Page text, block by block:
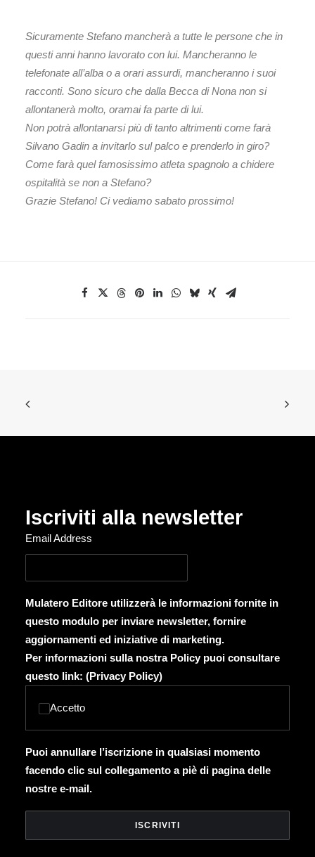
Sicuramente Stefano mancherà a tutte le persone che in
questi anni hanno lavorato con lui. Mancheranno le
telefonate all’alba o a orari assurdi, mancheranno i suoi
racconti. Sono sicuro che dalla Becca di Nona non si
allontanerà molto, oramai fa parte di lui.
Non potrà allontanarsi più di tanto altrimenti come farà
Silvano Gadin a invitarlo sul palco e prenderlo in giro?
Come farà quel famosissimo atleta spagnolo a chidere
ospitalità se non a Stefano?
Grazie Stefano! Ci vediamo sabato prossimo!
Iscriviti alla newsletter
Email Address
Mulatero Editore utilizzerà le informazioni fornite in
questo modulo per inviare newsletter, fornire
aggiornamenti ed iniziative di marketing.
Per informazioni sulla nostra Policy puoi consultare
questo link: (Privacy Policy)
Accetto
Puoi annullare l’iscrizione in qualsiasi momento
facendo clic sul collegamento a piè di pagina delle
nostre e-mail.